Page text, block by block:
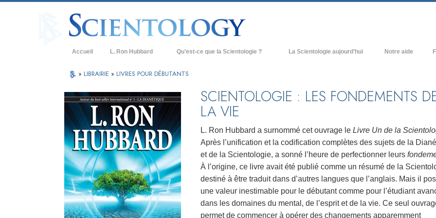
Accueil L. Ron Hubbard Qu’est-ce que la Scientologie ?
Croyances et pratiques
Les scientologues et la Scientologie
Rencontrez un scientologue
À l’intérieur d’une église
Les principes de base de la Scientologie
La Dianétique : Une introduction
Amour et haine –
Qu’est-ce que la grandeur ?
La Scientologie aujourd’hui
Base à terre de Flag
Freewinds
Apporter la Scientologie au monde
entier
David Miscavige - Chef ecclésiastique
de la Scientologie
Notre aide
À
» LIBRAIRIE » LIVRES POUR DÉBUTANTS
SCIENTOLOGIE : LES FONDEMENTS
LA VIE
L. Ron Hubbard a surnommé cet ouvrage le Livre Un de la
Après l’unification et la codification complètes des sujets de la
et de la Scientologie, a sonné l’heure de perfectionner leurs
À l’origine, ce livre avait été publié comme un résumé de la
destiné à être traduit dans d’autres langues que l’anglais. Mais il
une valeur inestimable pour le débutant comme pour l’étudiant
dans les domaines du mental, de l’esprit et de la vie. Ce seul
permet de commencer à opérer des changements apparemment